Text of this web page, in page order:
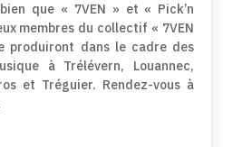
que « 7VEN » et « Pick’n
membres du collectif « 7VEN
produiront dans le cadre des
à Trélévern, Louannec,
et Tréguier. Rendez-vous à